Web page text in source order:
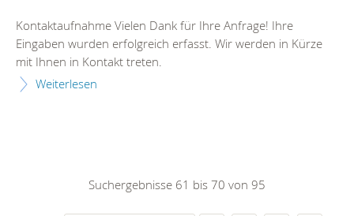
Kontaktaufnahme Vielen Dank für Ihre Anfrage! Ihre
Eingaben wurden erfolgreich erfasst. Wir werden in Kürze
mit Ihnen in Kontakt treten.
Weiterlesen
Suchergebnisse 61 bis 70 von 95